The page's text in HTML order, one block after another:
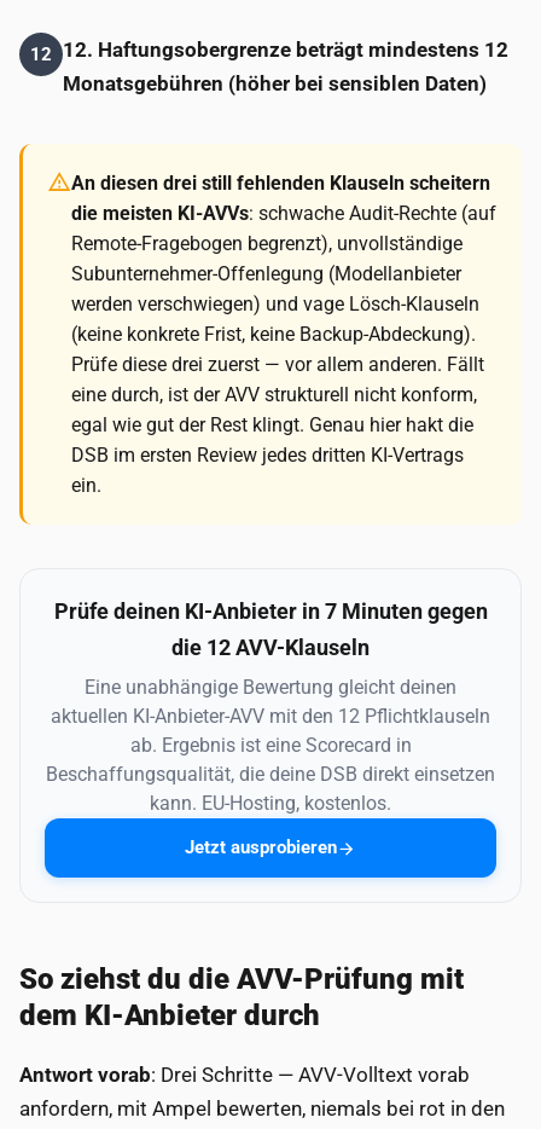
12
12. Haftungsobergrenze beträgt mindestens 12
Monatsgebühren (höher bei sensiblen Daten)
An diesen drei still fehlenden Klauseln scheitern
die meisten KI-AVVs: schwache Audit-Rechte (auf
Remote-Fragebogen begrenzt), unvollständige
Subunternehmer-Offenlegung (Modellanbieter
werden verschwiegen) und vage Lösch-Klauseln
(keine konkrete Frist, keine Backup-Abdeckung).
Prüfe diese drei zuerst — vor allem anderen. Fällt
eine durch, ist der AVV strukturell nicht konform,
egal wie gut der Rest klingt. Genau hier hakt die
DSB im ersten Review jedes dritten KI-Vertrags
ein.
Prüfe deinen KI-Anbieter in 7 Minuten gegen
die 12 AVV-Klauseln
Eine unabhängige Bewertung gleicht deinen
aktuellen KI-Anbieter-AVV mit den 12 Pflichtklauseln
ab. Ergebnis ist eine Scorecard in
Beschaffungsqualität, die deine DSB direkt einsetzen
kann. EU-Hosting, kostenlos.
Jetzt ausprobieren
So ziehst du die AVV-Prüfung mit
dem KI-Anbieter durch
Antwort vorab: Drei Schritte — AVV-Volltext vorab
anfordern, mit Ampel bewerten, niemals bei rot in den